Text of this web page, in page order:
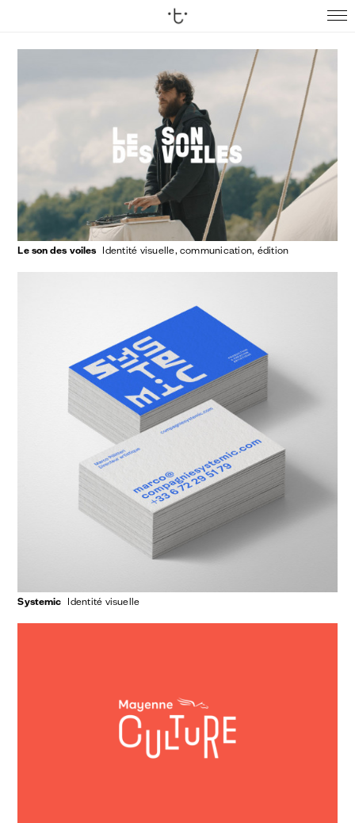
Le son des voiles identité visuelle communication édition
Systemic identité visuelle